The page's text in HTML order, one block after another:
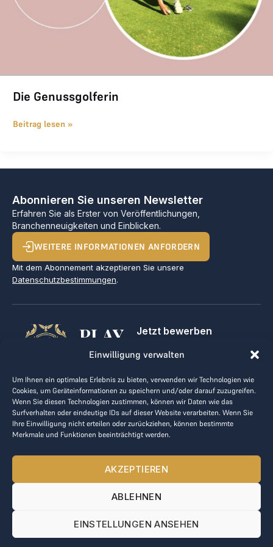
Einwilligung verwalten
Um Ihnen ein optimales Erlebnis zu bieten, verwenden wir Technologien wie
Cookies, um Geräteinformationen zu speichern und/oder darauf zuzugreifen.
Wenn Sie diesen Technologien zustimmen, können wir Daten wie das
Surfverhalten oder eindeutige IDs auf dieser Website verarbeiten. Wenn Sie
Ihre Einwilligung nicht erteilen oder zurückziehen, können bestimmte
Merkmale und Funktionen beeinträchtigt werden.
AKZEPTIEREN
ABLEHNEN
EINSTELLUNGEN ANSEHEN
Die Genussgolferin
Beitrag lesen »
Abonnieren Sie unseren Newsletter
Erfahren Sie als Erster von Veröffentlichungen,
Branchenneuigkeiten und Einblicken.
WEITERE INFORMATIONEN ANFORDERN
Mit dem Abonnement akzeptieren Sie unsere
Datenschutzbestimmungen.
PLAY
GOLF,
MAKE
BUSINESS
Jetzt bewerben
Kontakt
AGB
Datenrichtlinie
kontakt@the-loge.com
Unser freundliches Team hilft Ihnen gerne weiter.
Mo-Fr von 8:00 bis 17:00 Uhr.
© 2025 The LOGE. Alle Rechte vorbehalten.